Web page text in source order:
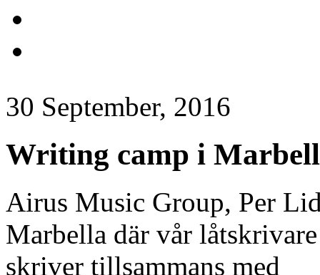
30 September, 2016
Writing camp i
Airus Music Group, Per
Marbella där vår
skriver tillsammans med